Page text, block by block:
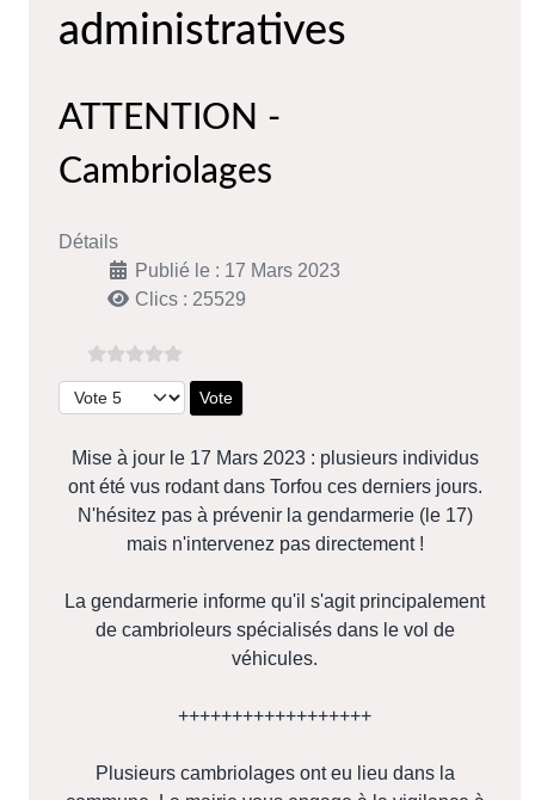
administratives
ATTENTION -
Cambriolages
Détails
Publié le : 17 Mars 2023
Clics : 25529
Veuillez voter
Mise à jour le 17 Mars 2023 : plusieurs individus
ont été vus rodant dans Torfou ces derniers jours.
N'hésitez pas à prévenir la gendarmerie (le 17)
mais n'intervenez pas directement !
La gendarmerie informe qu'il s'agit principalement
de cambrioleurs spécialisés dans le vol de
véhicules.
++++++++++++++++++
Plusieurs cambriolages ont eu lieu dans la